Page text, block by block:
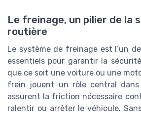
Le freinage, un pilier de la
routière
Le système de freinage est l’un
essentiels pour garantir la
que ce soit une voiture ou une
frein jouent un rôle central dans
assurent la friction nécessaire
ralentir ou arrêter le véhicule.